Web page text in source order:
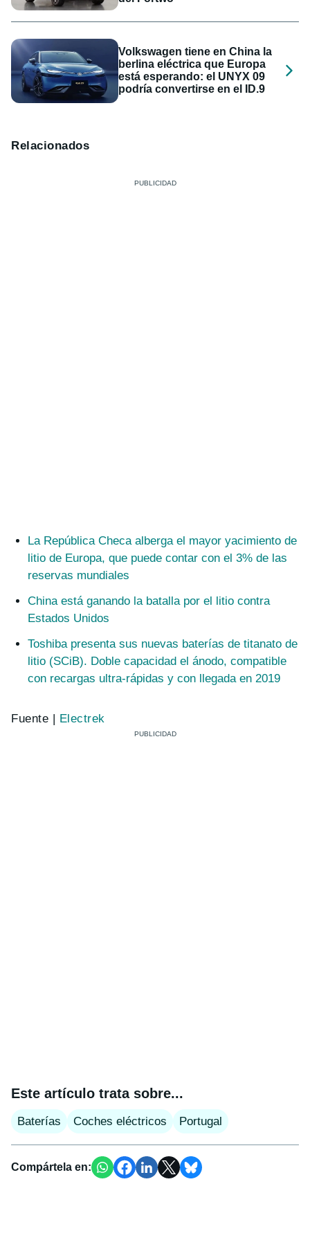
Volkswagen tiene en China la
berlina eléctrica que Europa
está esperando: el UNYX 09
podría convertirse en el ID.9
Relacionados
La República Checa alberga el mayor yacimiento de
litio de Europa, que puede contar con el 3% de las
reservas mundiales
China está ganando la batalla por el litio contra
Estados Unidos
Toshiba presenta sus nuevas baterías de titanato de
litio (SCiB). Doble capacidad el ánodo, compatible
con recargas ultra-rápidas y con llegada en 2019
Fuente | Electrek
Este artículo trata sobre...
Baterías Coches eléctricos Portugal
Compártela en: